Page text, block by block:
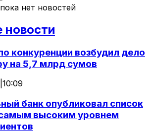
нет новостей
новости
конкуренции возбудил дело
на 5,7 млрд сумов
10:09
банк опубликовал список
высоким уровнем